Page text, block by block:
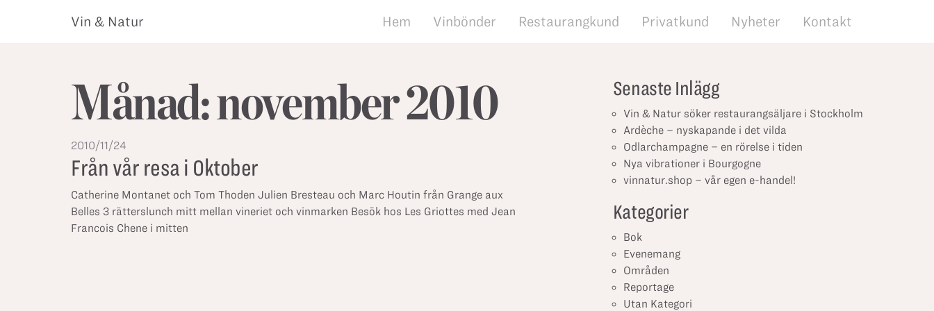
Vin & Natur Hem Vinbönder Restaurangkund Privatkund Nyheter Kontakt
Månad:november 2010
2010/11/24
Från vår resa i Oktober
Catherine Montanet och Tom Thoden Julien Bresteau och Marc Houtin från Grange aux
Belles 3 rätterslunch mitt mellan vineriet och vinmarken Besök hos Les Griottes med Jean
Francois Chene i mitten
Senaste Inlägg
Vin & Natur söker restaurangsäljare i Stockholm
Ardèche – nyskapande i det vilda
Odlarchampagne – en rörelse i tiden
Nya vibrationer i Bourgogne
vinnatur.shop – vår egen e-handel!
Kategorier
Bok
Evenemang
Områden
Reportage
Utan Kategori